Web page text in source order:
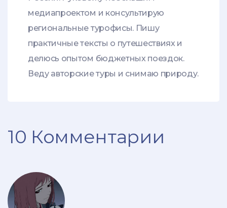
медиапроектом и консультирую
региональные турофисы. Пишу
практичные тексты о путешествиях и
делюсь опытом бюджетных поездок.
Веду авторские туры и снимаю природу.
10 Комментарии